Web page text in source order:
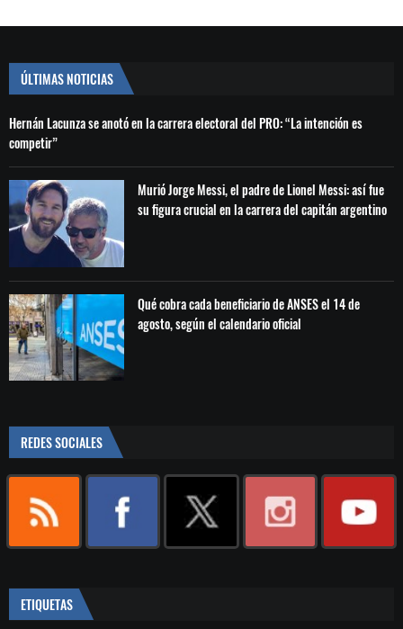
ÚLTIMAS NOTICIAS
Hernán Lacunza se anotó en la carrera electoral del PRO: “La intención es
competir”
Murió Jorge Messi, el padre de Lionel Messi: así fue
su figura crucial en la carrera del capitán argentino
Qué cobra cada beneficiario de ANSES el 14 de
agosto, según el calendario oficial
REDES SOCIALES
ETIQUETAS